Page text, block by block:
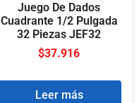
Juego De Dados
Cuadrante 1/2 Pulgada
32 Piezas JEF32
$37.916
Leer más